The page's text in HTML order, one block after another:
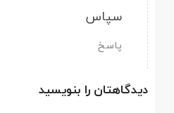
سپاس
پاسخ
دیدگاهتان را بنویسید